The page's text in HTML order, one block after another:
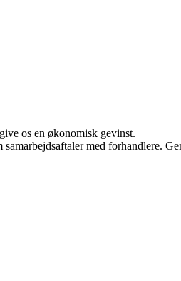
os en økonomisk gevinst.
med forhandlere.